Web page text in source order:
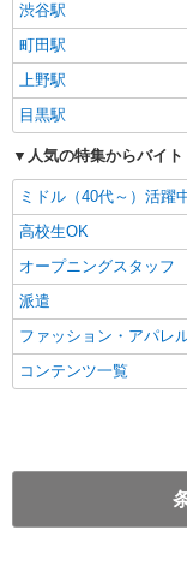
渋谷駅
町田駅
上野駅
目黒駅
人気の特集からバイ
ミドル（40代～）活躍
高校生OK
オープニングスタッフ
派遣
ファッション・アパレ
コンテンツ一覧